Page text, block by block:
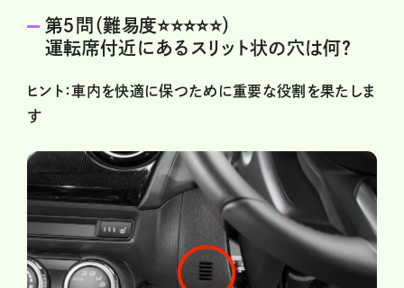
第５問（難易度⭐️⭐️⭐️⭐️⭐️）
運転席付近にあるスリット状の穴は何？
ヒント：車内を快適に保つために重要な役割を果たしま
す